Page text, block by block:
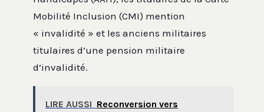
Mobilité Inclusion (CMI) mention
« invalidité » et les anciens militaires
titulaires d’une pension militaire
d’invalidité.
LIRE AUSSI Reconversion vers